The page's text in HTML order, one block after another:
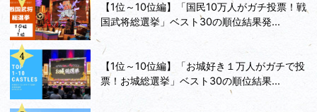
【1位～10位編】「国民10万人がガチ投票！戦
国武将総選挙」ベスト30の順位結果発...
【1位～10位編】「お城好き１万人がガチで投
票！お城総選挙」ベスト30の順位結果...